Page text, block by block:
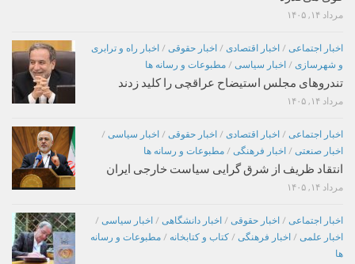
مرداد ۱۴, ۱۴۰۵
اخبار اجتماعی / اخبار اقتصادی / اخبار حقوقی / اخبار راه و ترابری
و شهرسازی / اخبار سیاسی / مطبوعات و رسانه ها
تندروهای مجلس استیضاح عراقچی را کلید زدند
مرداد ۱۴, ۱۴۰۵
اخبار اجتماعی / اخبار اقتصادی / اخبار حقوقی / اخبار سیاسی /
اخبار صنعتی / اخبار فرهنگی / مطبوعات و رسانه ها
انتقاد ظریف از شرق گرایی سیاست خارجی ایران
مرداد ۱۴, ۱۴۰۵
اخبار اجتماعی / اخبار حقوقی / اخبار دانشگاهی / اخبار سیاسی /
اخبار علمی / اخبار فرهنگی / کتاب و کتابخانه / مطبوعات و رسانه
ها